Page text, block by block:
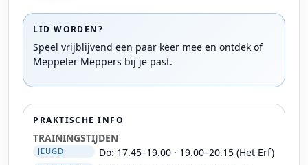
LID WORDEN?
Speel vrijblijvend een paar keer mee en ontdek of
Meppeler Meppers bij je past.
PRAKTISCHE INFO
TRAININGSTIJDEN
JEUGD Do: 17.45–19.00 · 19.00–20.15 (Het Erf)